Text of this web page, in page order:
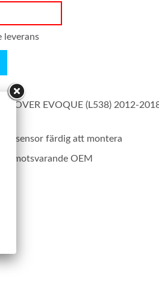
leverans
ROVER EVOQUE (L538) 2012-
färdig att montera
motsvarande OEM